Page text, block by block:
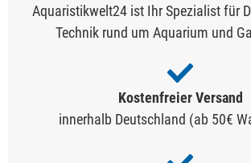
Aquaristikwelt24 ist Ihr Spezialist für
Technik rund um Aquarium und
Kostenfreier Versand
innerhalb Deutschland (ab 50€